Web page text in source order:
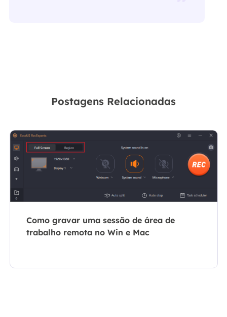
Postagens Relacionadas
Como gravar uma sessão de área de
trabalho remota no Win e Mac